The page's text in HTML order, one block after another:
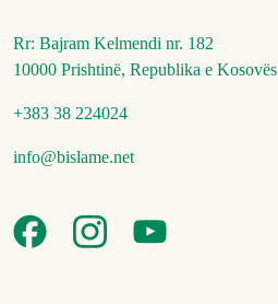
Rr: Bajram Kelmendi nr. 182
10000 Prishtinë, Republika e Kosovës
+383 38 224024
info@bislame.net